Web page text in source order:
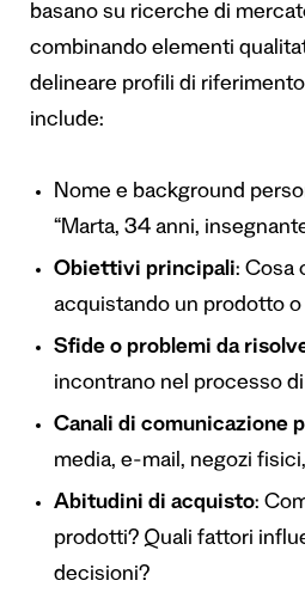
basano su ricerche di
combinando elementi
delineare profili di
include:
Nome e background
“Marta, 34 anni,
Obiettivi principali: Cosa
acquistando un prodotto o
Sfide o problemi da
incontrano nel processo
Canali di comunicazione
media, e-mail, negozi
Abitudini di acquisto:
prodotti? Quali fattori
decisioni?